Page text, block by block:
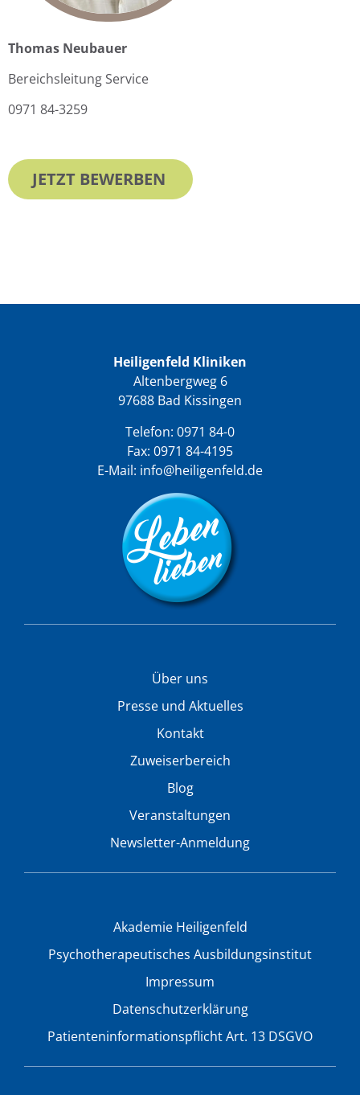
Thomas Neubauer
Bereichsleitung Service
0971 84-3259
JETZT BEWERBEN
Heiligenfeld Kliniken
Altenbergweg 6
97688 Bad Kissingen
Telefon: 0971 84-0
Fax: 0971 84-4195
E-Mail: info@heiligenfeld.de
Über uns
Presse und Aktuelles
Kontakt
Zuweiserbereich
Blog
Veranstaltungen
Newsletter-Anmeldung
Akademie Heiligenfeld
Psychotherapeutisches Ausbildungsinstitut
Impressum
Datenschutzerklärung
Patienteninformationspflicht Art. 13 DSGVO